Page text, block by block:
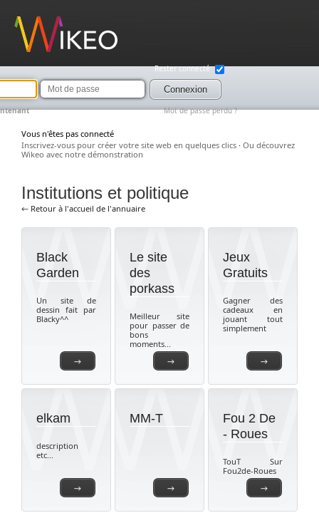
Rester connecté
Mot
de
passe
Connexion
Mot de passe perdu ?
Vous n'êtes pas connecté
Inscrivez-vous pour créer votre site web en quelques clics · Ou découvrez
Wikeo avec notre démonstration
Institutions et politique
← Retour à l'accueil de l'annuaire
→
Black
Garden
Un site de
dessin fait par
Blacky^^
→
Le site
des
porkass
Meilleur site
pour passer de
bons
moments...
→
Jeux
Gratuits
Gagner des
cadeaux en
jouant tout
simplement
→
elkam
description
etc...
→
MM-T
→
Fou 2 De
- Roues
TouT Sur
Fou2de-Roues